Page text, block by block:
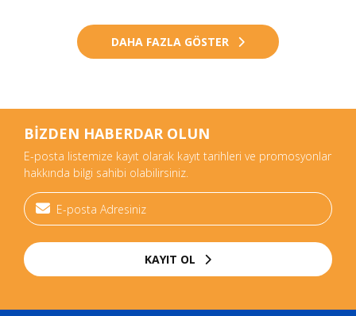
DAHA FAZLA GÖSTER
BİZDEN HABERDAR OLUN
E-posta listemize kayıt olarak kayıt tarihleri ve promosyonlar
hakkında bilgi sahibi olabilirsiniz.
KAYIT OL